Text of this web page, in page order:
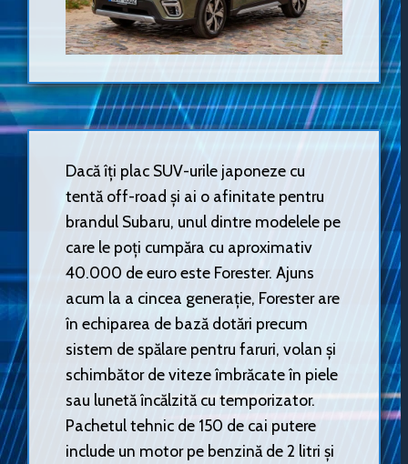
Dacă îți plac SUV-urile japoneze cu
tentă off-road și ai o afinitate pentru
brandul Subaru, unul dintre modelele pe
care le poți cumpăra cu aproximativ
40.000 de euro este Forester. Ajuns
acum la a cincea generație, Forester are
în echiparea de bază dotări precum
sistem de spălare pentru faruri, volan și
schimbător de viteze îmbrăcate în piele
sau lunetă încălzită cu temporizator.
Pachetul tehnic de 150 de cai putere
include un motor pe benzină de 2 litri și